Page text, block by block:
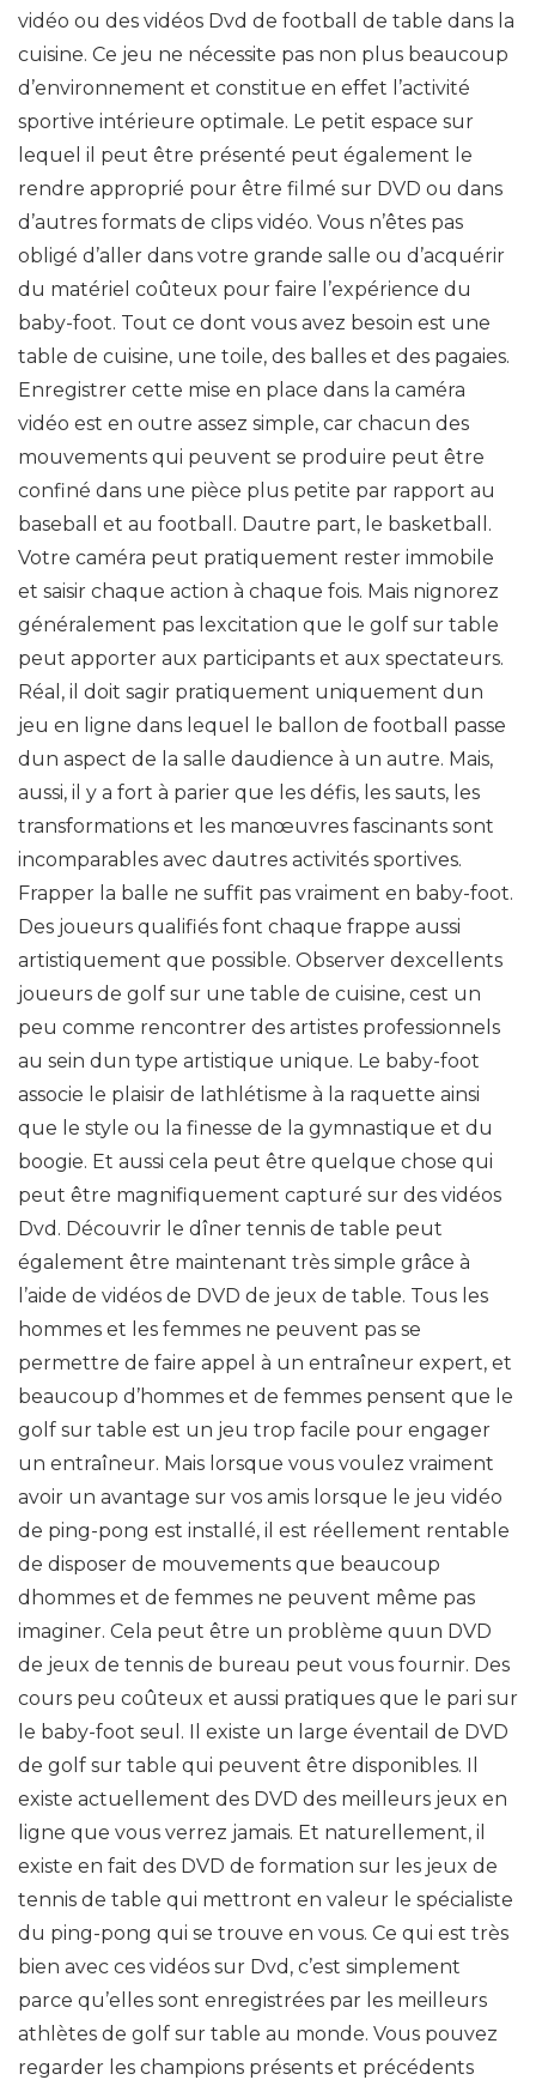
vidéo ou des vidéos Dvd de football de table dans la
cuisine. Ce jeu ne nécessite pas non plus beaucoup
d’environnement et constitue en effet l’activité
sportive intérieure optimale. Le petit espace sur
lequel il peut être présenté peut également le
rendre approprié pour être filmé sur DVD ou dans
d’autres formats de clips vidéo. Vous n’êtes pas
obligé d’aller dans votre grande salle ou d’acquérir
du matériel coûteux pour faire l’expérience du
baby-foot. Tout ce dont vous avez besoin est une
table de cuisine, une toile, des balles et des pagaies.
Enregistrer cette mise en place dans la caméra
vidéo est en outre assez simple, car chacun des
mouvements qui peuvent se produire peut être
confiné dans une pièce plus petite par rapport au
baseball et au football. Dautre part, le basketball.
Votre caméra peut pratiquement rester immobile
et saisir chaque action à chaque fois. Mais nignorez
généralement pas lexcitation que le golf sur table
peut apporter aux participants et aux spectateurs.
Réal, il doit sagir pratiquement uniquement dun
jeu en ligne dans lequel le ballon de football passe
dun aspect de la salle daudience à un autre. Mais,
aussi, il y a fort à parier que les défis, les sauts, les
transformations et les manœuvres fascinants sont
incomparables avec dautres activités sportives.
Frapper la balle ne suffit pas vraiment en baby-foot.
Des joueurs qualifiés font chaque frappe aussi
artistiquement que possible. Observer dexcellents
joueurs de golf sur une table de cuisine, cest un
peu comme rencontrer des artistes professionnels
au sein dun type artistique unique. Le baby-foot
associe le plaisir de lathlétisme à la raquette ainsi
que le style ou la finesse de la gymnastique et du
boogie. Et aussi cela peut être quelque chose qui
peut être magnifiquement capturé sur des vidéos
Dvd. Découvrir le dîner tennis de table peut
également être maintenant très simple grâce à
l’aide de vidéos de DVD de jeux de table. Tous les
hommes et les femmes ne peuvent pas se
permettre de faire appel à un entraîneur expert, et
beaucoup d’hommes et de femmes pensent que le
golf sur table est un jeu trop facile pour engager
un entraîneur. Mais lorsque vous voulez vraiment
avoir un avantage sur vos amis lorsque le jeu vidéo
de ping-pong est installé, il est réellement rentable
de disposer de mouvements que beaucoup
dhommes et de femmes ne peuvent même pas
imaginer. Cela peut être un problème quun DVD
de jeux de tennis de bureau peut vous fournir. Des
cours peu coûteux et aussi pratiques que le pari sur
le baby-foot seul. Il existe un large éventail de DVD
de golf sur table qui peuvent être disponibles. Il
existe actuellement des DVD des meilleurs jeux en
ligne que vous verrez jamais. Et naturellement, il
existe en fait des DVD de formation sur les jeux de
tennis de table qui mettront en valeur le spécialiste
du ping-pong qui se trouve en vous. Ce qui est très
bien avec ces vidéos sur Dvd, c’est simplement
parce qu’elles sont enregistrées par les meilleurs
athlètes de golf sur table au monde. Vous pouvez
regarder les champions présents et précédents